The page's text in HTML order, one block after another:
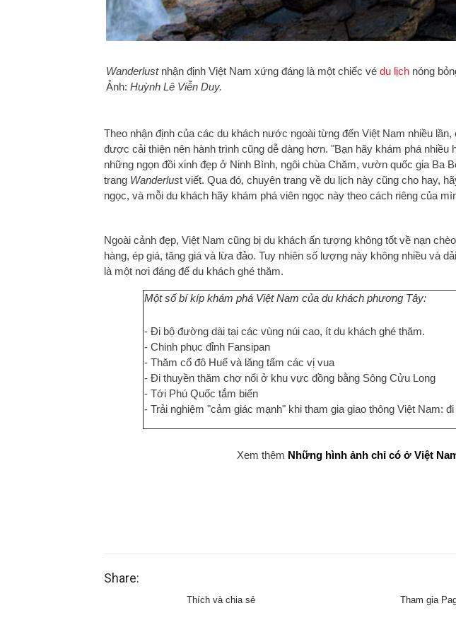
Wanderlustnhận định Việt Nam xứng đáng là một chiếc vé du lịch nóng
Ảnh: Huỳnh Lê Viễn Duy.
Theo nhận định của các du khách nước ngoài từng đến Việt Nam nhiều
được cải thiện nên hành trình cũng dễ dàng hơn. "Bạn hãy khám phá nhiều
những ngọn đồi xinh đẹp ở Ninh Bình, ngôi chùa Chăm, vườn quốc gia Ba
trang Wanderlust viết. Qua đó, chuyên trang về du lịch này cũng cho hay,
ngọc, và mỗi du khách hãy khám phá viên ngọc này theo cách riêng của
Ngoài cảnh đẹp, Việt Nam cũng bị du khách ấn tượng không tốt về nạn
hàng, ép giá, tăng giá và lừa đảo. Tuy nhiên số lượng này không nhiều và
là một nơi đáng để du khách ghé thăm.
Một số bí kíp khám phá Việt Nam của du khách phương Tây:
- Đi bộ đường dài tại các vùng núi cao, ít du khách ghé thăm.
- Chinh phục đỉnh Fansipan
- Thăm cố đô Huế và lăng tẩm các vị vua
- Đi thuyền thăm chợ nổi ở khu vực đồng bằng Sông Cửu Long
- Tới Phú Quốc tắm biển
- Trải nghiệm "cảm giác mạnh" khi tham gia giao thông Việt Nam:
Xem thêm Những hình ảnh chỉ có ở Việt
Share:
Thích và chia sẻ Tham gia